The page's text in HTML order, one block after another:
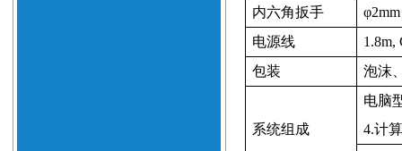
内六角扳手
φ2mm
电源线
1.8m,
包装
泡沫
系统组成
电脑
4.计